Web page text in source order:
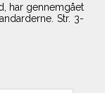
har gennemgået
Str. 3-